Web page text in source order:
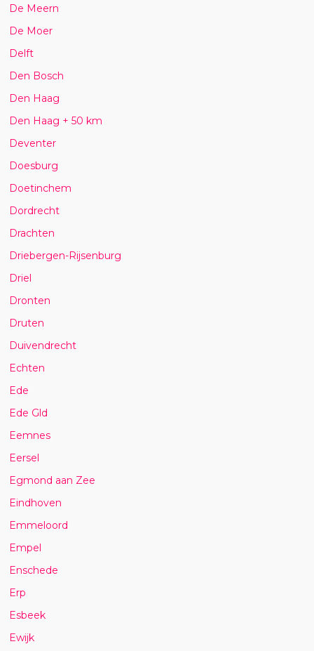
De Meern
De Moer
Delft
Den Bosch
Den Haag
Den Haag + 50 km
Deventer
Doesburg
Doetinchem
Dordrecht
Drachten
Driebergen-Rijsenburg
Driel
Dronten
Druten
Duivendrecht
Echten
Ede
Ede Gld
Eemnes
Eersel
Egmond aan Zee
Eindhoven
Emmeloord
Empel
Enschede
Erp
Esbeek
Ewijk